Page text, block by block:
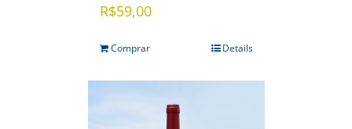
R$59,00
Comprar Details